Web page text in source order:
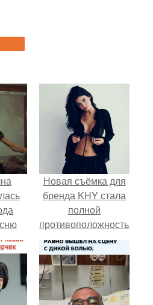
Новая съёмка для
бренда KHY стала
полной
противоположностью
образу, с которым
кайли
ассоциировалась
последние годы.